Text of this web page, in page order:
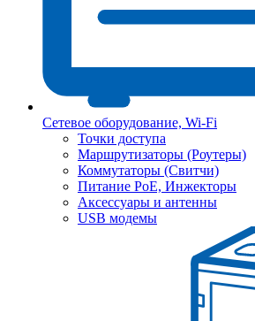
Сетевое оборудование, Wi-Fi
Точки доступа
Маршрутизаторы (Роутеры)
Коммутаторы (Свитчи)
Питание PoE, Инжекторы
Аксессуары и антенны
USB модемы